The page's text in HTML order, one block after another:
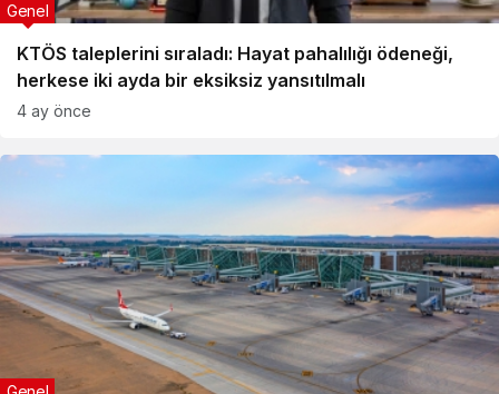
KTÖS taleplerini sıraladı: Hayat pahalılığı ödeneği,
herkese iki ayda bir eksiksiz yansıtılmalı
Genel
4 ay önce